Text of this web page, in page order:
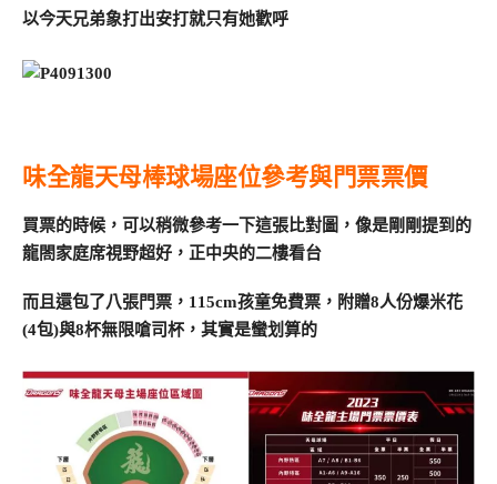
以今天兄弟象打出安打就只有她歡呼
味全龍天母棒球場座位參考與門票票價
買票的時候，可以稍微參考一下這張比對圖，像是剛剛提到的
龍閤家庭席視野超好，正中央的二樓看台
而且還包了八張門票，115cm孩童免費票，附贈8人份爆米花
(4包)與8杯無限嗆司杯，其實是蠻划算的